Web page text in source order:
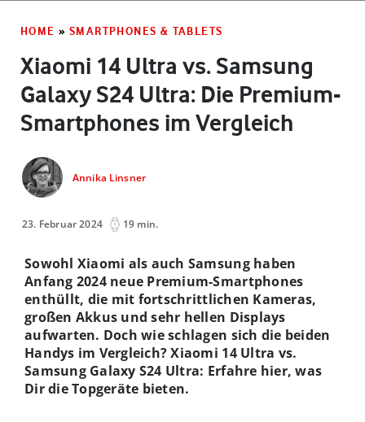
HOME » SMARTPHONES & TABLETS
Xiaomi 14 Ultra vs. Samsung
Galaxy S24 Ultra: Die Premium-
Smartphones im Vergleich
Annika Linsner
23. Februar 2024 19 min.
Sowohl Xiaomi als auch Samsung haben
Anfang 2024 neue Premium-Smartphones
enthüllt, die mit fortschrittlichen Kameras,
großen Akkus und sehr hellen Displays
aufwarten. Doch wie schlagen sich die beiden
Handys im Vergleich? Xiaomi 14 Ultra vs.
Samsung Galaxy S24 Ultra: Erfahre hier, was
Dir die Topgeräte bieten.